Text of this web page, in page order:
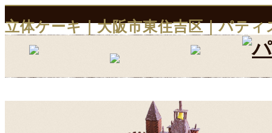
立体ケーキ｜大阪市東住吉区｜パティ